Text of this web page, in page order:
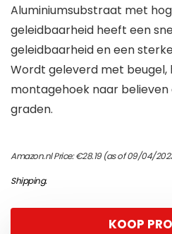
Aluminiumsubstraat met
geleidbaarheid heeft een
geleidbaarheid en een
Wordt geleverd met beugel,
montagehoek naar
graden.
Amazon.nl Price:€28.19(as of 09/04/
Shipping.
KOOP